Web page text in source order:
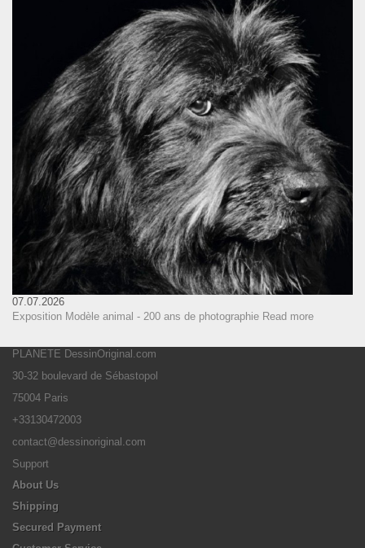
07.07.2026
Exposition Modèle animal - 200 ans de photographie Read more
PLANETE DessinOriginal.com
30-32 boulevard de Sébastopol
75004 Paris
+33130472003
contact@dessinoriginal.com
Support
About Us
Shipping
Secured Payment